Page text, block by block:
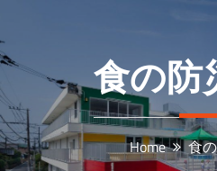
content
食の防
Home 食